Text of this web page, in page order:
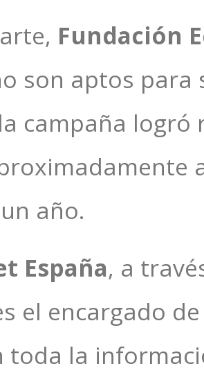
Fundación
son aptos para
campaña logró
año.
España, a
el encargado
toda la